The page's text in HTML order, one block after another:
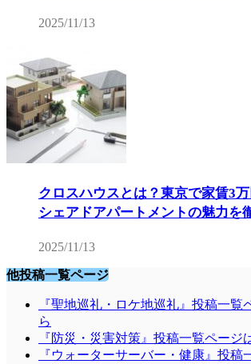
2025/11/13
クロスハウスとは？東京で家賃3
シェアドアパートメントの魅力を
2025/11/13
他投稿一覧ページ
『聖地巡礼・ロケ地巡礼』投稿一覧
ら
『防災・災害対策』投稿一覧ページ
『ウォーターサーバー・健康』投稿